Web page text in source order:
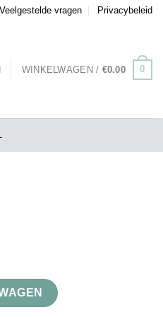
Veelgestelde vragen Privacybeleid
WINKELWAGEN / €0.00 0